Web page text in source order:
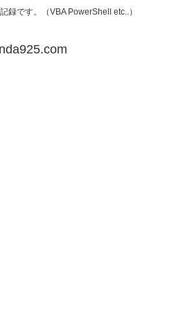
録です。（VBA PowerShell etc..）